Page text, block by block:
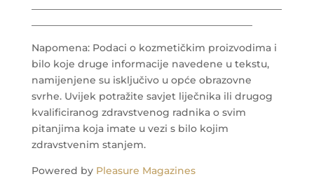
Napomena: Podaci o kozmetičkim proizvodima i
bilo koje druge informacije navedene u tekstu,
namijenjene su isključivo u opće obrazovne
svrhe. Uvijek potražite savjet liječnika ili drugog
kvalificiranog zdravstvenog radnika o svim
pitanjima koja imate u vezi s bilo kojim
zdravstvenim stanjem.
Powered by Pleasure Magazines